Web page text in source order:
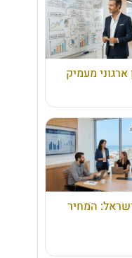
מעמיק
המחיר